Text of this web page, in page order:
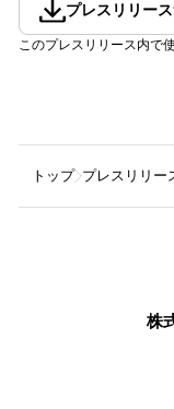
プレスリリー
このプレスリリース内で
トップ プレスリリー
株